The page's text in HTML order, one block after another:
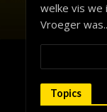
welke vis we
Vroeger
Topics